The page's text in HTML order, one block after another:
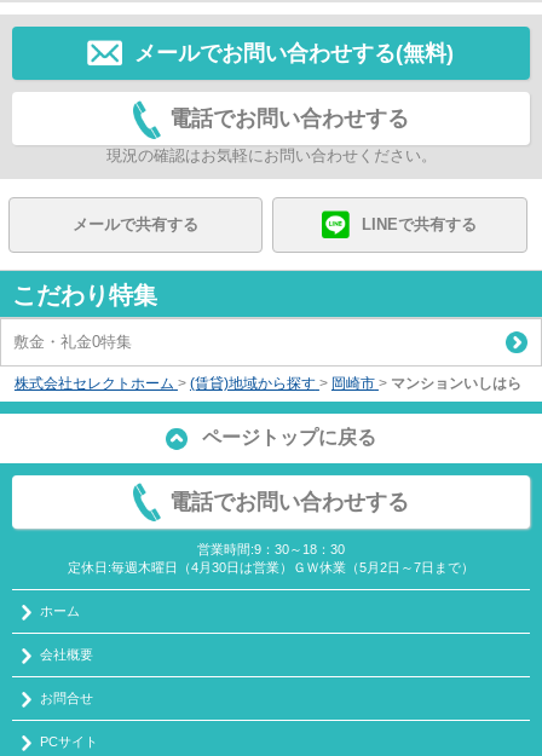
メールでお問い合わせする(無料)
電話でお問い合わせする
現況の確認はお気軽にお問い合わせください。
メールで共有する LINEで共有する
こだわり特集
敷金・礼金0特集
株式会社セレクトホーム > (賃貸)地域から探す > 岡崎市 > マンションいしはら
ページトップに戻る
電話でお問い合わせする
営業時間:9：30～18：30
定休日:毎週木曜日（4月30日は営業）ＧＷ休業（5月2日～7日まで）
ホーム
会社概要
お問合せ
PCサイト